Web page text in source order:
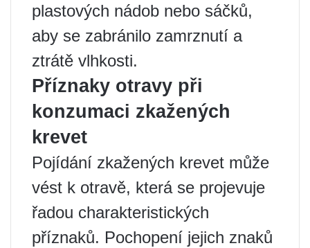
plastových nádob nebo sáčků,
aby se zabránilo zamrznutí a
ztrátě vlhkosti.
Příznaky otravy při
konzumaci zkažených
krevet
Pojídání zkažených krevet může
vést k otravě, která se projevuje
řadou charakteristických
příznaků. Pochopení jejich znaků